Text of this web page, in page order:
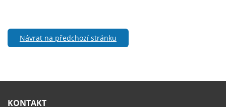
Návrat na předchozí stránku
KONTAKT